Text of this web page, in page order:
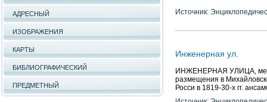
АДРЕСНЫЙ
ИЗОБРАЖЕНИЯ
КАРТЫ
БИБЛИОГРАФИЧЕСКИЙ
ПРЕДМЕТНЫЙ
Источник:
Инженерная ул.
ИНЖЕНЕРНАЯ УЛИЦА,
размещения в
Росси в 1819-30-х гг.